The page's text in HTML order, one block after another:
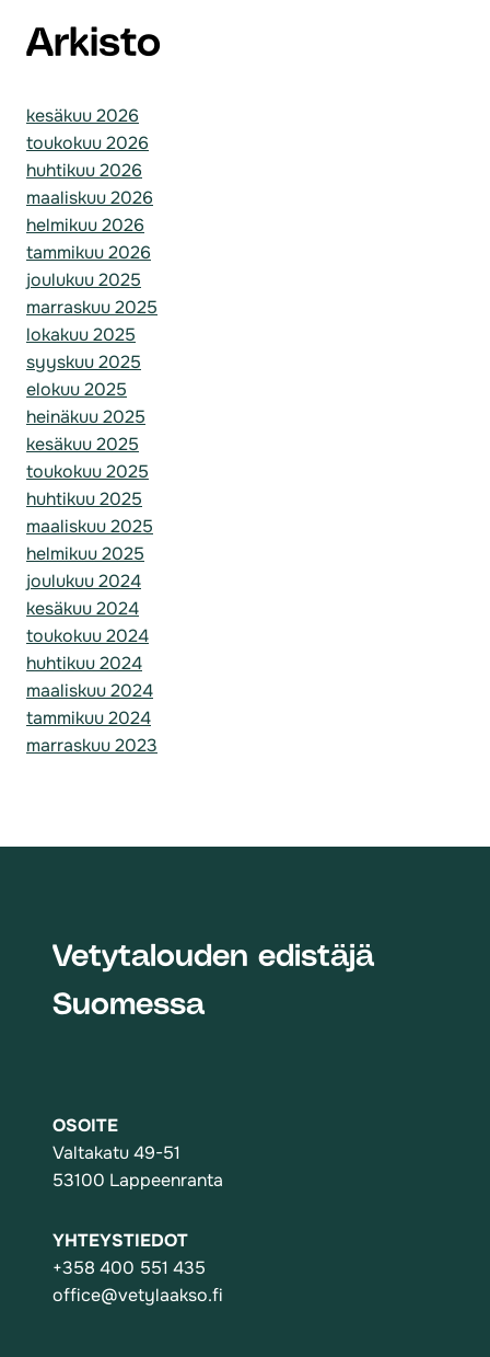
Arkisto
kesäkuu 2026
toukokuu 2026
huhtikuu 2026
maaliskuu 2026
helmikuu 2026
tammikuu 2026
joulukuu 2025
marraskuu 2025
lokakuu 2025
syyskuu 2025
elokuu 2025
heinäkuu 2025
kesäkuu 2025
toukokuu 2025
huhtikuu 2025
maaliskuu 2025
helmikuu 2025
joulukuu 2024
kesäkuu 2024
toukokuu 2024
huhtikuu 2024
maaliskuu 2024
tammikuu 2024
marraskuu 2023
Vetytalouden edistäjä
Suomessa
OSOITE
Valtakatu 49-51
53100 Lappeenranta
YHTEYSTIEDOT
+358 400 551 435
office@vetylaakso.fi